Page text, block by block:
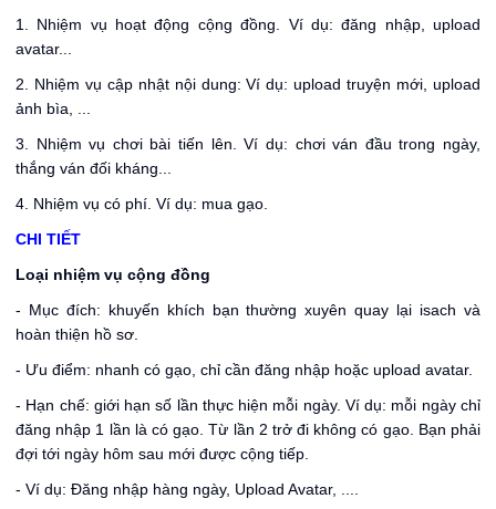
1. Nhiệm vụ hoạt động cộng đồng. Ví dụ: đăng nhập, upload
avatar...
2. Nhiệm vụ cập nhật nội dung: Ví dụ: upload truyện mới, upload
ảnh bìa, ...
3. Nhiệm vụ chơi bài tiến lên. Ví dụ: chơi ván đầu trong ngày,
thắng ván đối kháng...
4. Nhiệm vụ có phí. Ví dụ: mua gạo.
CHI TIẾT
Loại nhiệm vụ cộng đồng
- Mục đích: khuyến khích bạn thường xuyên quay lại isach và
hoàn thiện hồ sơ.
- Ưu điểm: nhanh có gạo, chỉ cần đăng nhập hoặc upload avatar.
- Hạn chế: giới hạn số lần thực hiện mỗi ngày. Ví dụ: mỗi ngày chỉ
đăng nhập 1 lần là có gạo. Từ lần 2 trở đi không có gạo. Bạn phải
đợi tới ngày hôm sau mới được cộng tiếp.
- Ví dụ: Đăng nhập hàng ngày, Upload Avatar, ....